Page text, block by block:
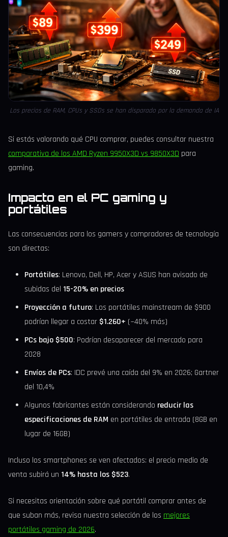
Los precios de RAM, CPUs y SSDs se han disparado por la demanda de IA
Si estás valorando qué CPU comprar, puedes consultar nuestra
comparativa de los AMD Ryzen 9950X3D vs 9850X3D para
gaming.
Impacto en el PC gaming y
portátiles
Las consecuencias para los gamers y compradores de tecnología
son directas:
Portátiles: Lenovo, Dell, HP, Acer y ASUS han avisado de
subidas del 15-20% en precios
Proyección a futuro: Los portátiles mainstream de $900
podrían llegar a costar $1.260+ (~40% más)
PCs bajo $500: Podrían desaparecer del mercado para
2028
Envíos de PCs: IDC prevé una caída del 9% en 2026; Gartner
del 10,4%
Algunos fabricantes están considerando reducir las
especificaciones de RAM en portátiles de entrada (8GB en
lugar de 16GB)
Incluso los smartphones se ven afectados: el precio medio de
venta subirá un 14% hasta los $523.
Si necesitas orientación sobre qué portátil comprar antes de
que suban más, revisa nuestra selección de los mejores
portátiles gaming de 2026.